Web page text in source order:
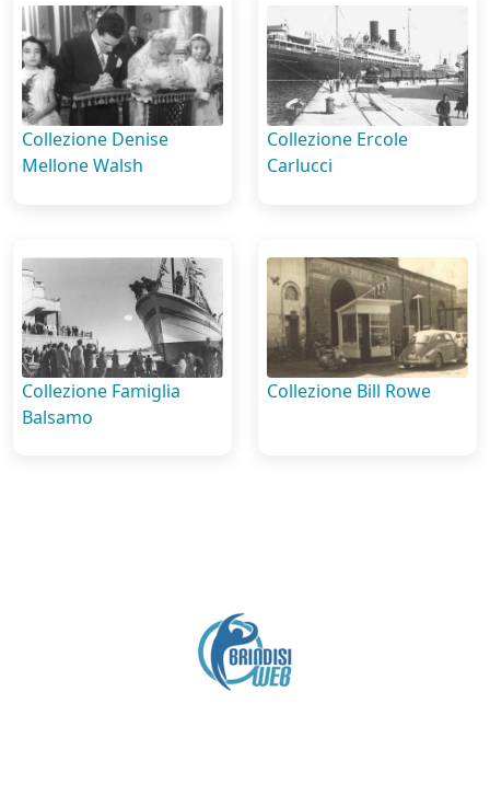
Collezione Denise
Mellone Walsh
Collezione Ercole
Carlucci
Collezione Famiglia
Balsamo
Collezione Bill Rowe